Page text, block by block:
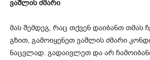
ვაშლის ძმარი
მას შემდეგ, რაც თქვენ დაიბანთ თმას
გზით, გამოიყენეთ ვაშლის ძმარი
ნაცვლად. გადაივლეთ და არ